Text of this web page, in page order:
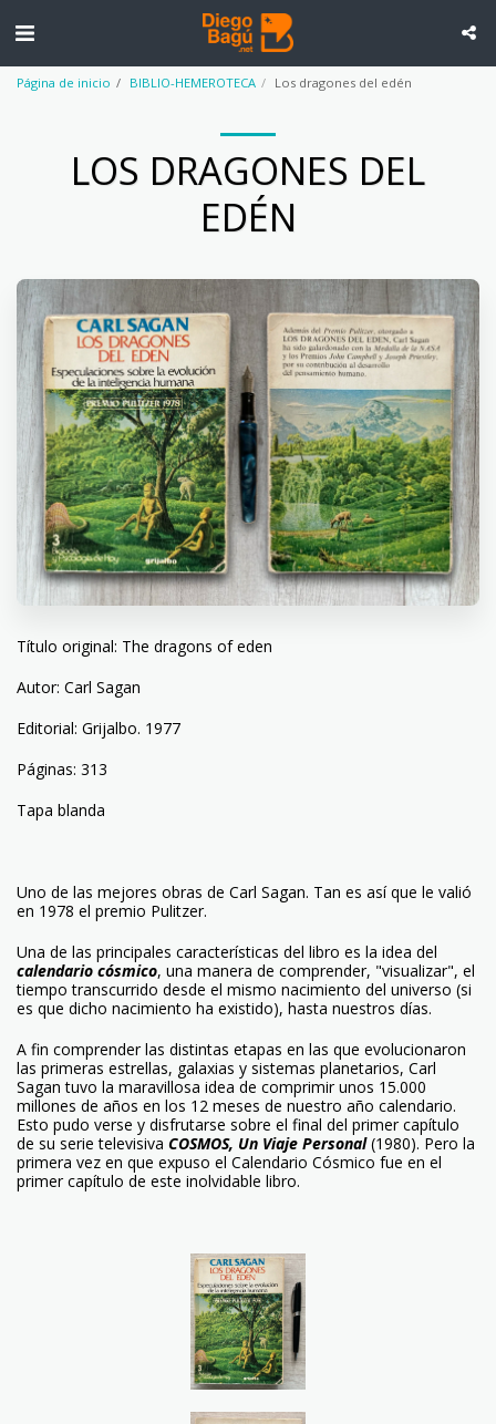
Página de inicio BIBLIO-HEMEROTECA Los dragones del edén
LOS DRAGONES DEL
EDÉN
Título original: The dragons of eden
Autor: Carl Sagan
Editorial: Grijalbo. 1977
Páginas: 313
Tapa blanda
Uno de las mejores obras de Carl Sagan. Tan es así que le valió
en 1978 el premio Pulitzer.
Una de las principales características del libro es la idea del
calendario cósmico, una manera de comprender, "visualizar", el
tiempo transcurrido desde el mismo nacimiento del universo (si
es que dicho nacimiento ha existido), hasta nuestros días.
A fin comprender las distintas etapas en las que evolucionaron
las primeras estrellas, galaxias y sistemas planetarios, Carl
Sagan tuvo la maravillosa idea de comprimir unos 15.000
millones de años en los 12 meses de nuestro año calendario.
Esto pudo verse y disfrutarse sobre el final del primer capítulo
de su serie televisiva COSMOS, Un Viaje Personal(1980). Pero la
primera vez en que expuso el Calendario Cósmico fue en el
primer capítulo de este inolvidable libro.